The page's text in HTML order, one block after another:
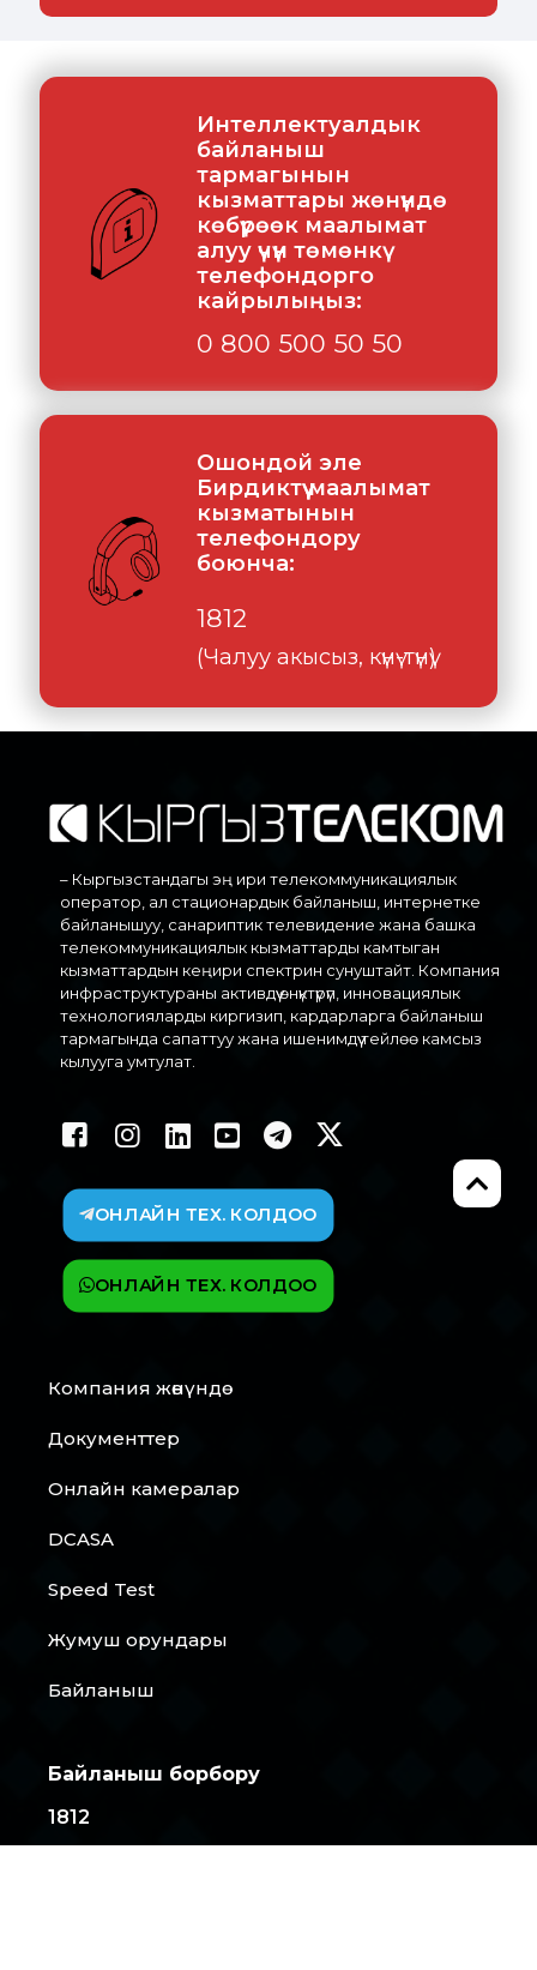
Интеллектуалдык
байланыш
тармагынын
кызматтары жөнүндө
көбүрөөк маалымат
алуу үчүн төмөнкү
телефондорго
кайрылыңыз:
0 800 500 50 50
Ошондой эле
Бирдиктүү маалымат
кызматынын
телефондору
боюнча:
1812
(Чалуу акысыз, күнү-түнү)
– Кыргызстандагы эң ири телекоммуникациялык
оператор, ал стационардык байланыш, интернетке
байланышуу, санариптик телевидение жана башка
телекоммуникациялык кызматтарды камтыган
кызматтардын кеңири спектрин сунуштайт. Компания
инфраструктураны активдүү өнүктүрүп, инновациялык
технологияларды киргизип, кардарларга байланыш
тармагында сапаттуу жана ишенимдүү тейлөө камсыз
кылууга умтулат.
ОНЛАЙН ТЕХ. КОЛДОО
ОНЛАЙН ТЕХ. КОЛДОО
Компания жөнүндө
Документтер
Онлайн камералар
DCASA
Speed Test
Жумуш орундары
Байланыш
Байланыш борбору
1812